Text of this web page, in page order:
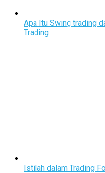
Apa Itu Swing trading
Trading
Istilah dalam Trading